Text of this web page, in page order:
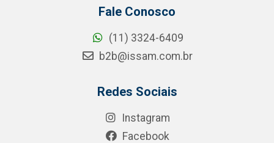
Fale Conosco
(11) 3324-6409
b2b@issam.com.br
Redes Sociais
Instagram
Facebook